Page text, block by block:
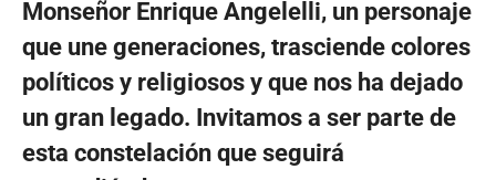
Monseñor Enrique Angelelli, un personaje
que une generaciones, trasciende colores
políticos y religiosos y que nos ha dejado
un gran legado. Invitamos a ser parte de
esta constelación que seguirá